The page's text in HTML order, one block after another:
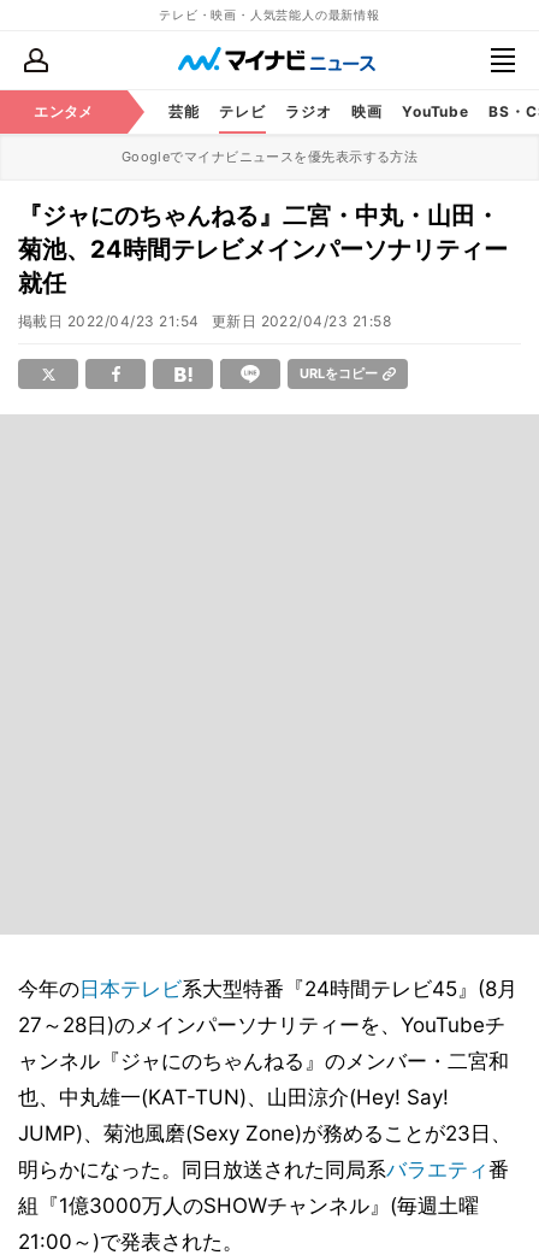
テレビ・映画・人気芸能人の最新情報
エンタメ 芸能 テレビ ラジオ 映画 YouTube BS・
Googleでマイナビニュースを優先表示する方法
『ジャにのちゃんねる』二宮・中丸・山田・
菊池、24時間テレビメインパーソナリティー
就任
掲載日 2022/04/23 21:54 更新日 2022/04/23 21:58
URLをコピー
今年の 日本テレビ系大型特番『24時間テレビ45』(8月
27～28日)のメインパーソナリティーを、YouTubeチ
ャンネル『ジャにのちゃんねる』のメンバー・二宮和
也、中丸雄一(KAT-TUN)、山田涼介(Hey! Say!
JUMP)、菊池風磨(Sexy Zone)が務めることが23日、
明らかになった。同日放送された同局系バラエティ番
組『1億3000万人のSHOWチャンネル』(毎週土曜
21:00～)で発表された。